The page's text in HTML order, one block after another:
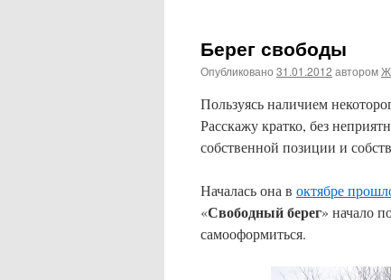
Берег свободы
Опубликовано 31.01.2012 автором
Пользуясь наличием
Расскажу кратко, без
собственной позиции и
Началась она в октябре
«Свободный берег» начало
самооформиться.